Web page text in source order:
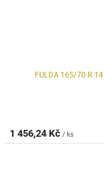
FULDA 165/70 R
1 456,24 Kč / ks